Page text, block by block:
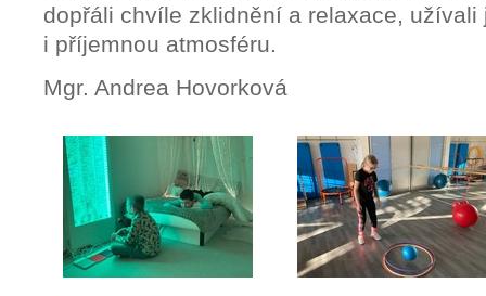
dopřáli chvíle zklidnění a relaxace,
i příjemnou atmosféru.
Mgr. Andrea Hovorková